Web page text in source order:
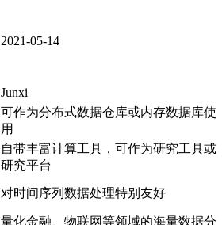
2021-05-14
Junxi
可作为分布式数据仓库或内存数据库使
用
自带丰富计算工具，可作为研究工具或
研究平台
对时间序列数据处理特别友好
量化金融、物联网等领域的海量数据分